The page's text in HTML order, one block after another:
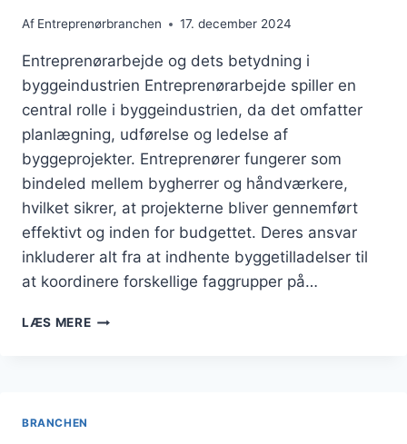
Af Entreprenørbranchen 17. december 2024
Entreprenørarbejde og dets betydning i
byggeindustrien Entreprenørarbejde spiller en
central rolle i byggeindustrien, da det omfatter
planlægning, udførelse og ledelse af
byggeprojekter. Entreprenører fungerer som
bindeled mellem bygherrer og håndværkere,
hvilket sikrer, at projekterne bliver gennemført
effektivt og inden for budgettet. Deres ansvar
inkluderer alt fra at indhente byggetilladelser til
at koordinere forskellige faggrupper på…
LÆS MEREENTREPRENØRARBEJDE
BRANCHEN